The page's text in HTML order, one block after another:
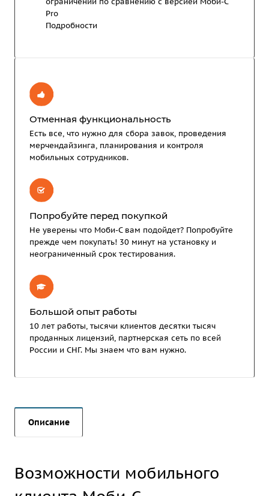
Pro
Подробности
Отменная функциональность
Есть все, что нужно для сбора завок, проведения
мерчендайзинга, планирования и контроля
мобильных сотрудников.
Попробуйте перед покупкой
Не уверены что Моби-С вам подойдет? Попробуйте
прежде чем покупать! 30 минут на установку и
неограниченный срок тестирования.
Большой опыт работы
10 лет работы, тысячи клиентов десятки тысяч
проданных лицензий, партнерская сеть по всей
России и СНГ. Мы знаем что вам нужно.
Описание
Возможности мобильного